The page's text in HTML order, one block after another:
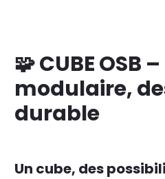
🧩 CUBE OSB
modulaire,
durable
Un cube, des